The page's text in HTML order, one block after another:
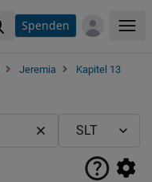
Spenden
Jeremia
Kapitel 13